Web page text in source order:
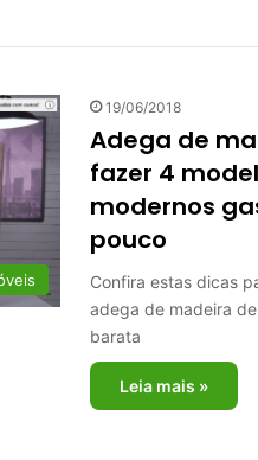
19/06/2018
Adega de
fazer 4
modernos
pouco
Confira estas dicas
adega de madeira
barata
Leia mais »